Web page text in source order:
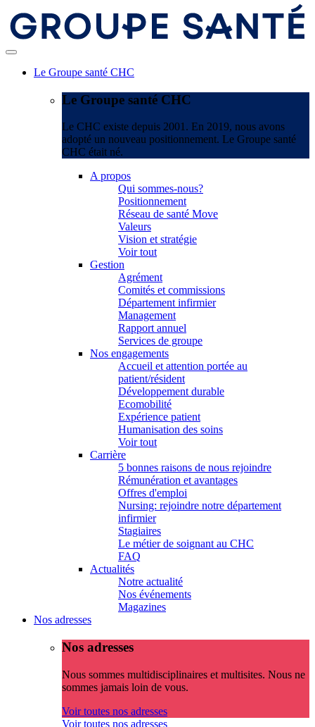
Le Groupe santé CHC
Le Groupe santé CHC
Le CHC existe depuis 2001. En 2019, nous avons
adopté un nouveau positionnement. Le Groupe santé
CHC était né.
A propos
Qui sommes-nous?
Positionnement
Réseau de santé Move
Valeurs
Vision et stratégie
Voir tout
Gestion
Agrément
Comités et commissions
Département infirmier
Management
Rapport annuel
Services de groupe
Nos engagements
Accueil et attention portée au
patient/résident
Développement durable
Ecomobilité
Expérience patient
Humanisation des soins
Voir tout
Carrière
5 bonnes raisons de nous rejoindre
Rémunération et avantages
Offres d'emploi
Nursing: rejoindre notre département
infirmier
Stagiaires
Le métier de soignant au CHC
FAQ
Actualités
Notre actualité
Nos événements
Magazines
Nos adresses
Nos adresses
Nous sommes multidisciplinaires et multisites. Nous ne
sommes jamais loin de vous.
Voir toutes nos adresses
Voir toutes nos adresses